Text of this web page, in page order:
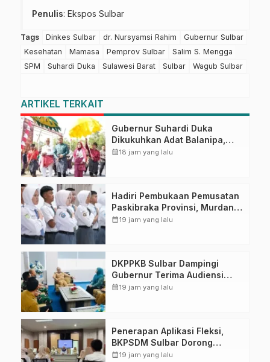
Penulis: Ekspos Sulbar
Tags Dinkes Sulbar dr. Nursyamsi Rahim
Gubernur Sulbar
Kesehatan
Mamasa Pemprov Sulbar
Salim S. Mengga
SPM
Suhardi Duka Sulawesi Barat Sulbar Wagub Sulbar
ARTIKEL TERKAIT
Gubernur Suhardi Duka
Dikukuhkan Adat Balanipa,
Raih Gelar Sulo Tappidena
calendar_month18 jam yang lalu
Hadiri Pembukaan Pemusatan
Paskibraka Provinsi, Murdanil:
Ini Membentuk Karakter
calendar_month19 jam yang lalu
DKPPKB Sulbar Dampingi
Gubernur Terima Audiensi
Kepala Rumah Sakit TK. III
calendar_month19 jam yang lalu
Penerapan Aplikasi Fleksi,
BKPSDM Sulbar Dorong
Transformasi Digital Sistem
calendar_month19 jam yang lalu